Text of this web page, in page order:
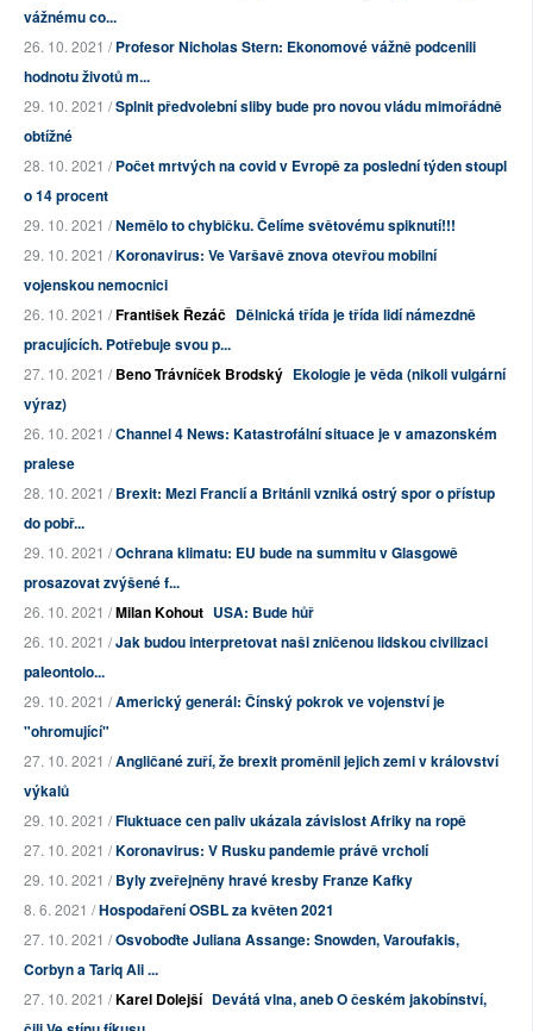
vážnému co...
26. 10. 2021 /Profesor Nicholas Stern: Ekonomové vážně podcenili
hodnotu životů m...
29. 10. 2021 /Splnit předvolební sliby bude pro novou vládu mimořádně
obtížné
28. 10. 2021 /Počet mrtvých na covid v Evropě za poslední týden stoupl
o 14 procent
29. 10. 2021 /Nemělo to chybičku. Čelíme světovému spiknutí!!!
29. 10. 2021 /Koronavirus: Ve Varšavě znova otevřou mobilní
vojenskou nemocnici
26. 10. 2021 /František Řezáč Dělnická třída je třída lidí námezdně
pracujících. Potřebuje svou p...
27. 10. 2021 /Beno Trávníček Brodský Ekologie je věda (nikoli vulgární
výraz)
26. 10. 2021 /Channel 4 News: Katastrofální situace je v amazonském
pralese
28. 10. 2021 /Brexit: Mezi Francií a Británii vzniká ostrý spor o přístup
do pobř...
29. 10. 2021 /Ochrana klimatu: EU bude na summitu v Glasgowě
prosazovat zvýšené f...
26. 10. 2021 /Milan Kohout USA: Bude hůř
26. 10. 2021 /Jak budou interpretovat naši zničenou lidskou civilizaci
paleontolo...
29. 10. 2021 /Americký generál: Čínský pokrok ve vojenství je
"ohromující"
27. 10. 2021 /Angličané zuří, že brexit proměnil jejich zemi v království
výkalů
29. 10. 2021 /Fluktuace cen paliv ukázala závislost Afriky na ropě
27. 10. 2021 /Koronavirus: V Rusku pandemie právě vrcholí
29. 10. 2021 /Byly zveřejněny hravé kresby Franze Kafky
8. 6. 2021 /Hospodaření OSBL za květen 2021
27. 10. 2021 /Osvoboďte Juliana Assange: Snowden, Varoufakis,
Corbyn a Tariq Ali ...
27. 10. 2021 /Karel Dolejší Devátá vlna, aneb O českém jakobínství,